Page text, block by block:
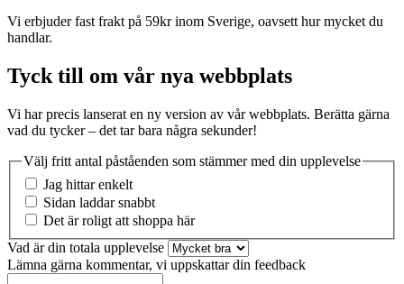
Vi erbjuder fast frakt på 59kr inom Sverige, oavsett hur mycket du
handlar.
Tyck till om vår nya webbplats
Vi har precis lanserat en ny version av vår webbplats. Berätta gärna
vad du tycker – det tar bara några sekunder!
Välj fritt antal påståenden som stämmer med din upplevelse
Jag hittar enkelt
Sidan laddar snabbt
Det är roligt att shoppa här
Vad är din totala upplevelse
Lämna gärna kommentar, vi uppskattar din feedback